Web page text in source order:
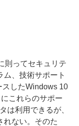
則ってセキュリテ
ム、技術サポート
スしたWindows 10
これらのサポー
は利用できるが、
れない。そのた